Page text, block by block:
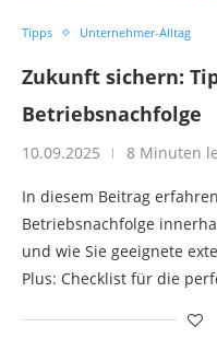
Tipps Unternehmer-Alltag
Zukunft sichern:
Betriebsnachfolge
10.09.2025 8 Minuten
In diesem Beitrag
Betriebsnachfolge
und wie Sie geeignete
Plus: Checklist für die